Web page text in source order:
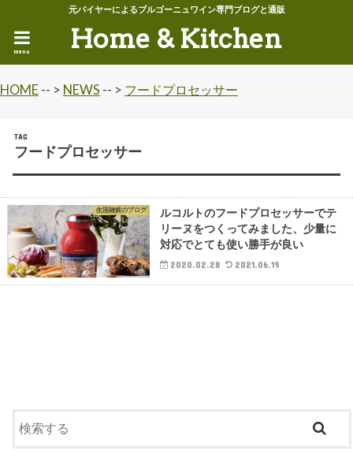
元バイヤーによるブルゴーニュワイン専門ブログと通販
Home & Kitchen
menu
HOME -- > NEWS -- > フードプロセッサー
TAG
フードプロセッサー
生活雑貨のブログ
ルコルトのフードプロセッサーでテ
リーヌをつくってみました、少量に
対応でとても使い勝手が良い
2020.02.28 2021.06.19